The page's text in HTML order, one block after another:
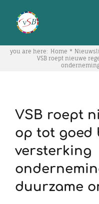
content
you are here: Home
VSB roept nieuwe
VSB roept
op tot goed
versterking
duurzame